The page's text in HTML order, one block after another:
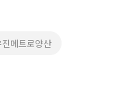
메트로양산